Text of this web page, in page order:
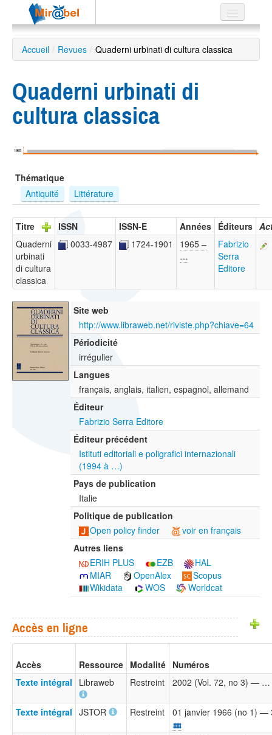
Le réseau
Soutien
Recherche
EN
ES
?
Accueil / Revues / Quaderni urbinati di cultura classica
Quaderni urbinati di
cultura classica
1965
Thématique
Antiquité
Littérature
Titre ISSN ISSN-E Années Éditeurs
Quaderni
urbinati
di cultura
classica
0033-4987 1724-1901
1965 –
…
Fabrizio
Serra
Editore
Site web
http://www.libraweb.net/riviste.php?chiave=64
Périodicité
irrégulier
Langues
français, anglais, italien, espagnol, allemand
Éditeur
Fabrizio Serra Editore
Éditeur précédent
Istituti editoriali e poligrafici internazionali
(1994 à …)
Pays de publication
Italie
Politique de publication
Open policy finder
voir en français
Autres liens
ERIH PLUS
EZB
HAL
MIAR
OpenAlex
Scopus
Wikidata
WOS Worldcat
Accès en ligne
Accès Ressource Modalité Numéros
Texte intégral
Libraweb Restreint 2002 (Vol. 72, no 3) — …
Texte intégral JSTOR Restreint 01 janvier 1966 (no 1) —